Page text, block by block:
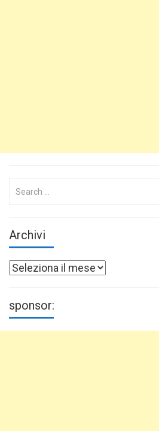
Search
Archivi
Archivi
sponsor: